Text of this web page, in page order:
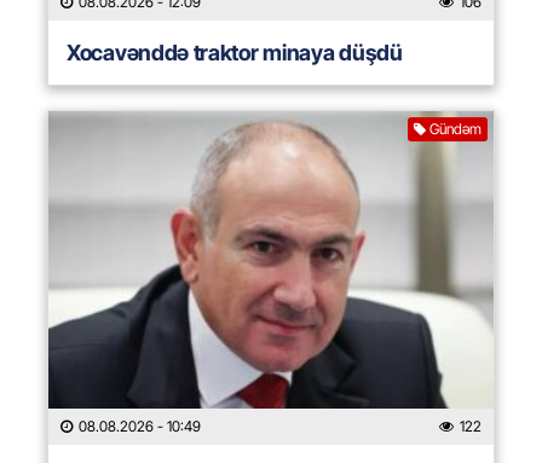
Xocavənddə traktor minaya düşdü
Gündəm
08.08.2026 - 10:49 122